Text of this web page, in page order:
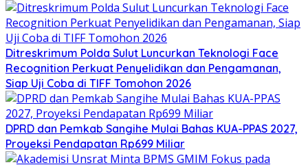
Ditreskrimum Polda Sulut Luncurkan Teknologi Face
Recognition Perkuat Penyelidikan dan Pengamanan,
Siap Uji Coba di TIFF Tomohon 2026
DPRD dan Pemkab Sangihe Mulai Bahas KUA-PPAS 2027,
Proyeksi Pendapatan Rp699 Miliar